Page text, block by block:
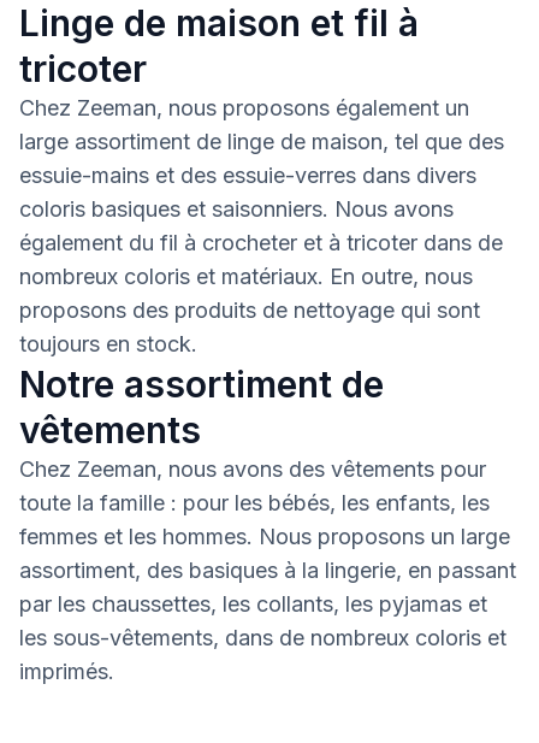
Linge de maison et fil à
tricoter
Chez Zeeman, nous proposons également un
large assortiment de linge de maison, tel que des
essuie-mains et des essuie-verres dans divers
coloris basiques et saisonniers. Nous avons
également du fil à crocheter et à tricoter dans de
nombreux coloris et matériaux. En outre, nous
proposons des produits de nettoyage qui sont
toujours en stock.
Notre assortiment de
vêtements
Chez Zeeman, nous avons des vêtements pour
toute la famille : pour les bébés, les enfants, les
femmes et les hommes. Nous proposons un large
assortiment, des basiques à la lingerie, en passant
par les chaussettes, les collants, les pyjamas et
les sous-vêtements, dans de nombreux coloris et
imprimés.